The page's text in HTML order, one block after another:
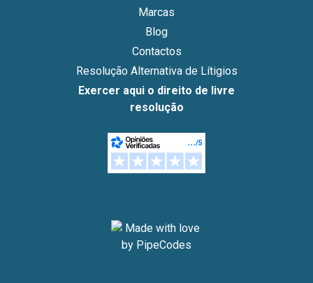
Marcas
Blog
Contactos
Resolução Alternativa de Lítigios
Exercer aqui o direito de livre
resolução